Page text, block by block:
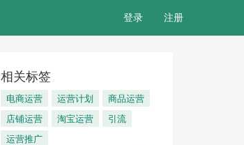
登录 注册
相关标签
电商运营 运营计划
商品运营
店铺运营
淘宝运营
引流
运营推广